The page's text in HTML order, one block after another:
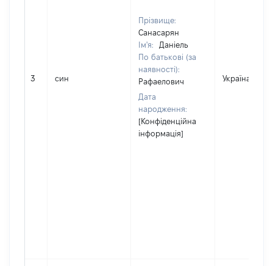
3 син
Прізвище:
Санасарян
Ім'я:
Даніель
По батькові (за
наявності):
Рафаелович
Дата
народження:
[Конфіденційна
інформація]
Україна